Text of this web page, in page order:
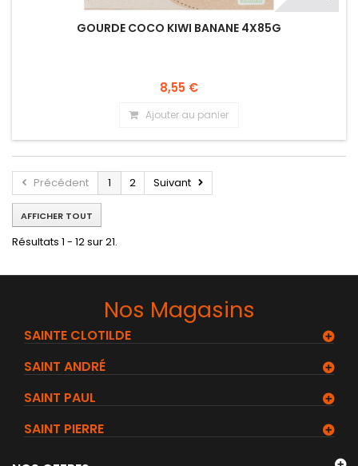
GOURDE COCO KIWI BANANE 4X85G
8,55 €
Ajouter au panier
Précédent 1 2 Suivant
AFFICHER TOUT
Résultats 1 - 12 sur 21.
Nos Magasins
SAINTE CLOTILDE
SAINT ANDRÉ
SAINT PAUL
SAINT PIERRE